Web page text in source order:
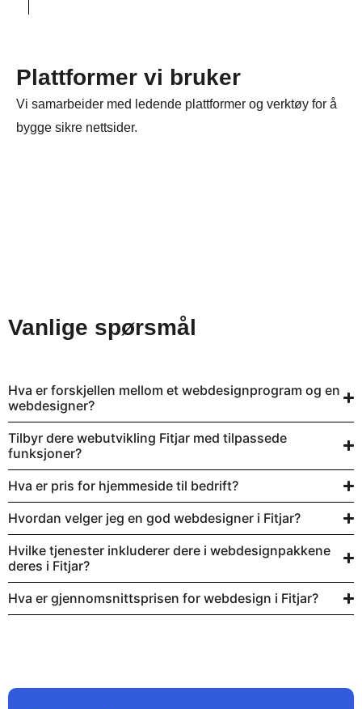
Plattformer vi bruker
Vi samarbeider med ledende plattformer og verktøy for å
bygge sikre nettsider.
Vanlige spørsmål
Hva er forskjellen mellom et webdesignprogram og en
webdesigner?
Tilbyr dere webutvikling Fitjar med tilpassede
funksjoner?
Hva er pris for hjemmeside til bedrift?
Hvordan velger jeg en god webdesigner i Fitjar?
Hvilke tjenester inkluderer dere i webdesignpakkene
deres i Fitjar?
Hva er gjennomsnittsprisen for webdesign i Fitjar?